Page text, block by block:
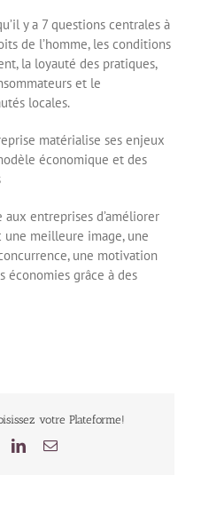
y a 7 questions centrales à
de l’homme, les conditions
la loyauté des pratiques,
et le
locales.
matérialise ses enjeux
économique et des
entreprises d’améliorer
meilleure image, une
une motivation
économies grâce à des
votre Plateforme!
LinkedInEmail